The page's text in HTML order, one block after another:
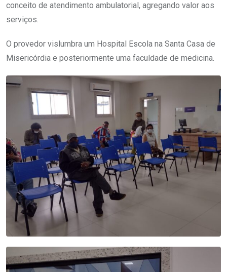
conceito de atendimento ambulatorial, agregando valor aos
serviços.
O provedor vislumbra um Hospital Escola na Santa Casa de
Misericórdia e posteriormente uma faculdade de medicina.